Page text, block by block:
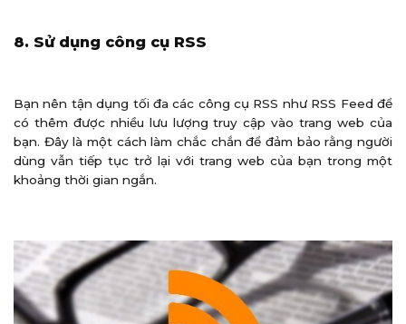
8. Sử dụng công cụ RSS
Bạn nên tận dụng tối đa các công cụ RSS như RSS Feed để
có thêm được nhiều lưu lượng truy cập vào trang web của
bạn. Đây là một cách làm chắc chắn để đảm bảo rằng người
dùng vẫn tiếp tục trở lại với trang web của bạn trong một
khoảng thời gian ngắn.